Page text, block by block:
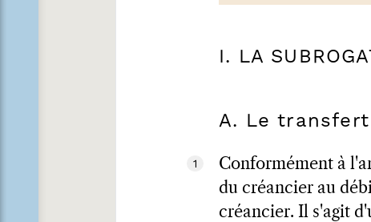
I. LA
A. Le
1
Conformément à
du créancier au
créancier. Il s'agit